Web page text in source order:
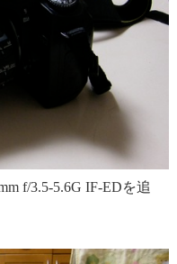
f/3.5-5.6G IF-EDを追